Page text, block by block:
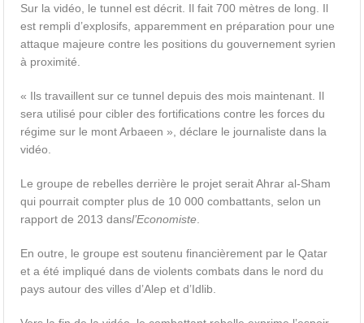
Sur la vidéo, le tunnel est décrit. Il fait 700 mètres de long. Il
est rempli d’explosifs, apparemment en préparation pour une
attaque majeure contre les positions du gouvernement syrien
à proximité.
« Ils travaillent sur ce tunnel depuis des mois maintenant. Il
sera utilisé pour cibler des fortifications contre les forces du
régime sur le mont Arbaeen », déclare le journaliste dans la
vidéo.
Le groupe de rebelles derrière le projet serait Ahrar al-Sham
qui pourrait compter plus de 10 000 combattants, selon un
rapport de 2013 dansl’Economiste
En outre, le groupe est soutenu financièrement par le Qatar
et a été impliqué dans de violents combats dans le nord du
pays autour des villes d’Alep et d’Idlib.